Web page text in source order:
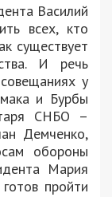
Василий
всех, кто
существует
И речь
у
и Бурбы
СНБО –
Демченко,
обороны
Мария
пройти